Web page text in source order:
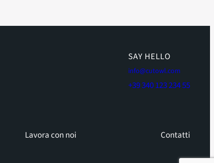
SAY HELLO
info@cutowl.com
+39 340 123 234 55
Lavora con noi Contatti